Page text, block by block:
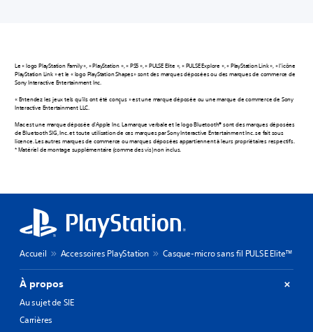
Le « logo PlayStation Family », « PlayStation », « PS5 », « PULSE Elite », « PULSE Explore », « PlayStation Link », « l'icône
PlayStation Link » et le « logo PlayStation Shapes» sont des marques déposées ou des marques de commerce de
Sony Interactive Entertainment Inc.
« Entendez les jeux tels qu'ils ont été conçus » est une marque déposée ou une marque de commerce de Sony
Interactive Entertainment LLC.
Mac est une marque déposée d'Apple Inc. La marque verbale et le logo Bluetooth® sont des marques déposées
de Bluetooth SIG, Inc. et toute utilisation de ces marques par Sony Interactive Entertainment Inc. se fait sous
licence. Les autres marques de commerce ou marques déposées appartiennent à leurs propriétaires respectifs.
* Matériel de montage supplémentaire (comme des vis) non inclus.
Accueil Accessoires PlayStation Casque-micro sans fil PULSE Elite™
À propos
Au sujet de SIE
Carrières